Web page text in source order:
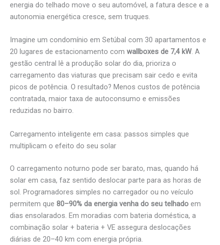
energia do telhado move o seu automóvel, a fatura desce e a
autonomia energética cresce, sem truques.
Imagine um condomínio em Setúbal com 30 apartamentos e
20 lugares de estacionamento com wallboxes de 7,4 kW. A
gestão central lê a produção solar do dia, prioriza o
carregamento das viaturas que precisam sair cedo e evita
picos de potência. O resultado? Menos custos de potência
contratada, maior taxa de autoconsumo e emissões
reduzidas no bairro.
Carregamento inteligente em casa: passos simples que
multiplicam o efeito do seu solar
O carregamento noturno pode ser barato, mas, quando há
solar em casa, faz sentido deslocar parte para as horas de
sol. Programadores simples no carregador ou no veículo
permitem que 80–90% da energia venha do seu telhado em
dias ensolarados. Em moradias com bateria doméstica, a
combinação solar + bateria + VE assegura deslocações
diárias de 20–40 km com energia própria.